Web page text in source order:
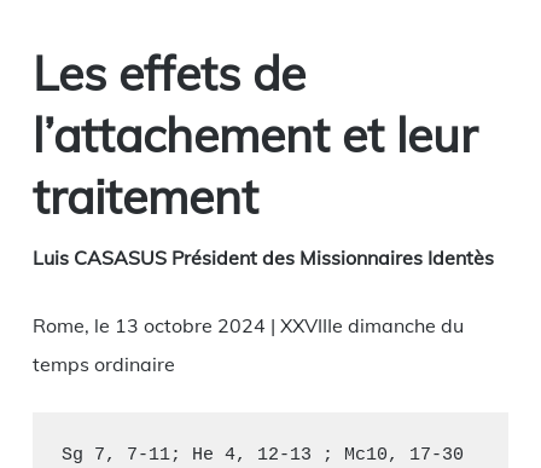
Les effets de
l’attachement et leur
traitement
Luis CASASUS Président des Missionnaires Identès
Rome, le 13 octobre 2024 | XXVIIIe dimanche du
temps ordinaire
Sg 7, 7-11; He 4, 12-13 ; Mc10, 17-30